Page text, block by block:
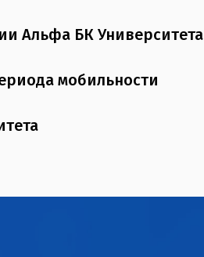
Альфа БК Университета
мобильности